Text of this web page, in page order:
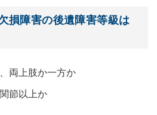
損障害の後遺障害等級は
両上肢か一方か
節以上か